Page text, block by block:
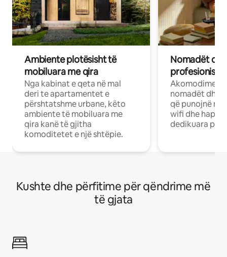
Ambiente plotësisht të
mobiluara me qira
Nga kabinat e qeta në mal
deri te apartamentet e
përshtatshme urbane, këto
ambiente të mobiluara me
qira kanë të gjitha
komoditetet e një shtëpie.
Nomadët
Akomodime
nomadët dhe
që punojnë në
wifi dhe
dedikuara
Kushte dhe përfitime për qëndrime më
të gjata